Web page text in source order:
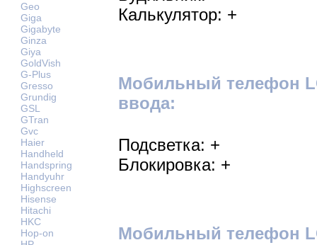
Geo
Giga
Gigabyte
Ginza
Giya
GoldVish
G-Plus
Gresso
Grundig
GSL
GTran
Gvc
Haier
Handheld
Handspring
Handyuhr
Highscreen
Hisense
Hitachi
HKC
Hop-on
Калькулятор: +
Мобильный телефон
ввода:
Подсветка: +
Блокировка: +
Мобильный телефон